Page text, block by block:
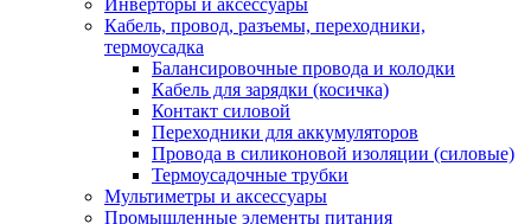
Инверторы и аксессуары
Кабель, провод, разъемы, переходники,
термоусадка
Балансировочные провода и колодки
Кабель для зарядки (косичка)
Контакт силовой
Переходники для аккумуляторов
Провода в силиконовой изоляции (силовые)
Термоусадочные трубки
Мультиметры и аксессуары
Промышленные элементы питания